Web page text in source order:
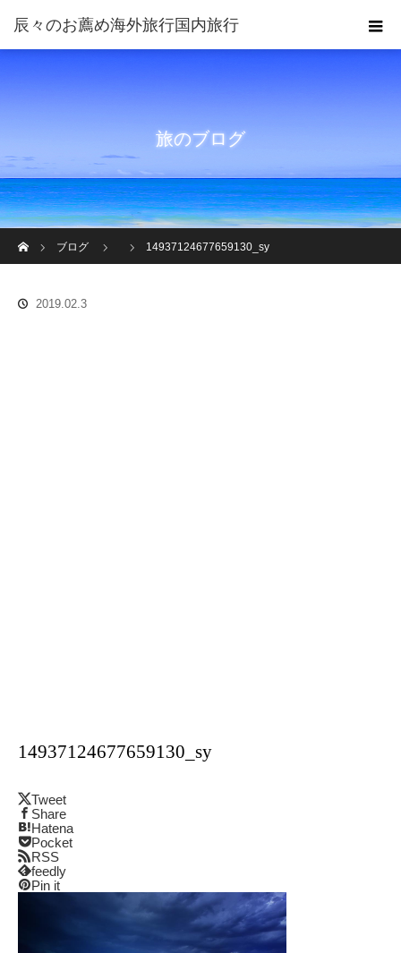
旅のブログ
ブログ
14937124677659130_sy
2019.02.3
14937124677659130_sy
Tweet
Share
Hatena
Pocket
RSS
feedly
Pin it